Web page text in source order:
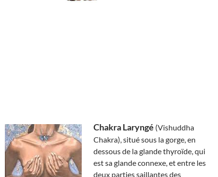
Chakra Laryngé (Vishuddha
Chakra), situé sous la gorge, en
dessous de la glande thyroïde, qui
est sa glande connexe, et entre les
deux parties saillantes des